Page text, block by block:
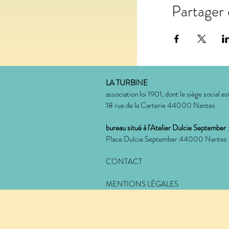
LA TURBINE
association loi 1901, dont le siège social
18 rue de la Carterie 44000 Nantes
bureau situé à l'Atelier Dulcie September:
Place Dulcie September 44000 Nantes
CONTACT
MENTIONS LÉGALES